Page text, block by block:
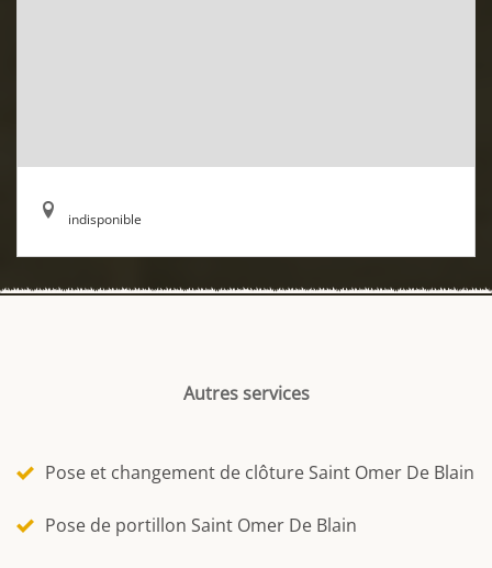
indisponible
Autres services
Pose et changement de clôture Saint Omer De Blain
Pose de portillon Saint Omer De Blain